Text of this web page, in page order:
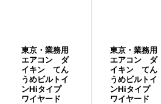
東京・業務用
エアコン ダ
イキン てん
うめビルトイ
ンHiタイプ
ワイヤード
東京・業務用
エアコン ダ
イキン てん
うめビルトイ
ンHiタイプ
ワイヤード